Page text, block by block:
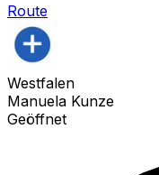
Route
Westfalen
Manuela Kunze
Geöffnet